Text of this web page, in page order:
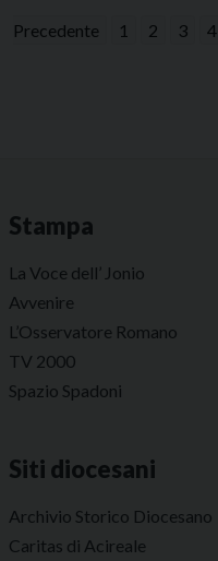
Precedente 1 2 3 4
Stampa
La Voce dell’ Jonio
Avvenire
L’Osservatore Romano
TV 2000
Spazio Spadoni
Siti diocesani
Archivio Storico Diocesano
Caritas di Acireale